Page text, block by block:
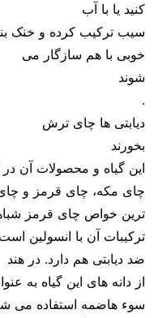
کنید یا با آب
سیب ترکیب کرده و خنک
خوبی با هم سازگار می‌
شوند
.
دیابتی ها چای ترش
بخورند
این گیاه و محصولات آن
چای مکه، چای قرمز و
ترین خواص چای قرمز
ترکیبات آن با انسولین
ضد دیابتی هم دارد. در هند
از دانه های این گیاه به
سوء هاضمه استفاده می